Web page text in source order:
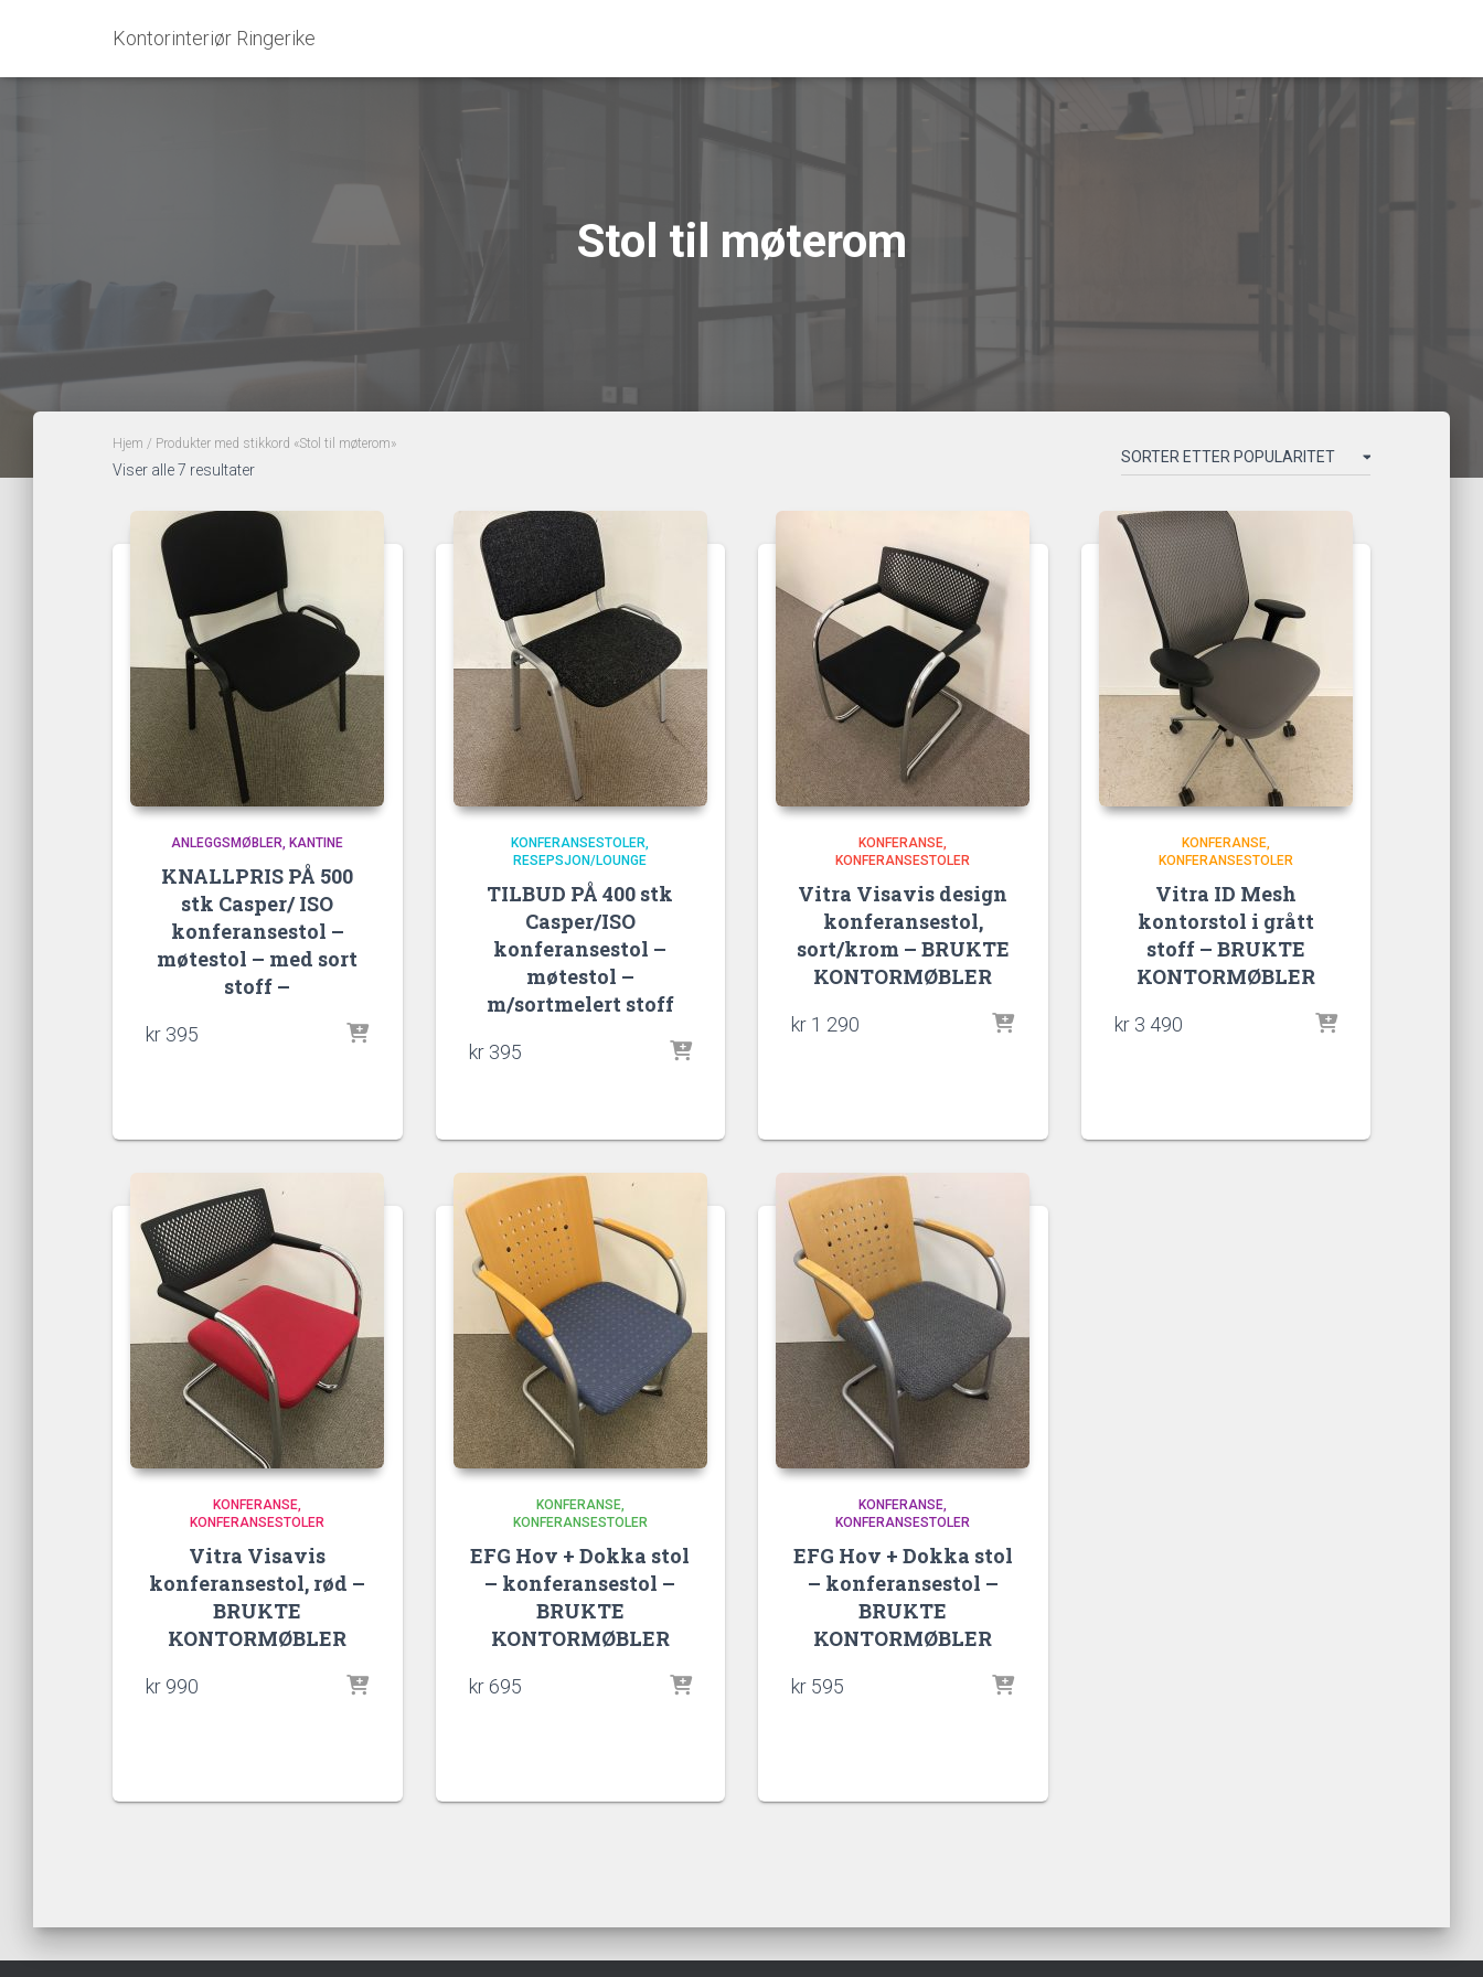
Kontorinteriør Ringerike
Stol til møterom
Hjem / Produkter med stikkord «Stol til møterom»
Viser alle 7 resultaterSortert
propularitet
ANLEGGSMØBLER KANTINE
KNALLPRIS PÅ 500
stk Casper/ ISO
konferansestol –
møtestol – med sort
stoff –
kr 395
KONFERANSESTOLER
RESEPSJON/LOUNGE
TILBUD PÅ 400 stk
Casper/ISO
konferansestol –
møtestol –
m/sortmelert stoff
kr395
KONFERANSE
KONFERANSESTOLER
Vitra Visavis design
konferansestol,
sort/krom – BRUKTE
KONTORMØBLER
kr 1 290
KONFERANSE
KONFERANSESTOLER
Vitra ID Mesh
kontorstol i grått
stoff – BRUKTE
KONTORMØBLER
kr3 490
KONFERANSE
KONFERANSESTOLER
Vitra Visavis
konferansestol, rød –
BRUKTE
KONTORMØBLER
kr 990
KONFERANSE
KONFERANSESTOLER
EFG Hov + Dokka stol
– konferansestol –
BRUKTE
KONTORMØBLER
kr695
KONFERANSE
KONFERANSESTOLER
EFG Hov + Dokka stol
– konferansestol –
BRUKTE
KONTORMØBLER
kr 595